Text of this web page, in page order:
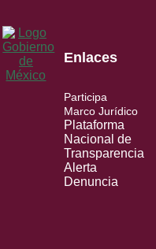
Enlaces
Participa
Marco Jurídico
Plataforma
Nacional de
Transparencia
Alerta
Denuncia